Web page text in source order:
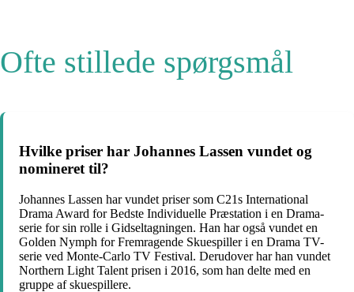
Ofte stillede spørgsmål
Hvilke priser har Johannes Lassen vundet og
nomineret til?
Johannes Lassen har vundet priser som C21s International
Drama Award for Bedste Individuelle Præstation i en Drama-
serie for sin rolle i Gidseltagningen. Han har også vundet en
Golden Nymph for Fremragende Skuespiller i en Drama TV-
serie ved Monte-Carlo TV Festival. Derudover har han vundet
Northern Light Talent prisen i 2016, som han delte med en
gruppe af skuespillere.